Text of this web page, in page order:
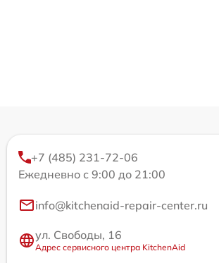
+7 (485) 231-72-06
Ежедневно с 9:00 до 21:00
info@kitchenaid-repair-center.ru
ул. Свободы, 16
Адрес сервисного центра KitchenAid